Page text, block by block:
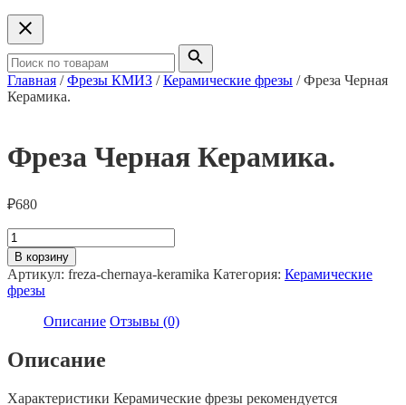
Главная /Фрезы КМИЗ /Керамические фрезы / Фреза Черная
Керамика.
Фреза Черная Керамика.
₽680
Количество
товара
Фреза
Черная
Керамика.
В корзину
Артикул: freza-chernaya-keramika Категория: Керамические
фрезы
Описание Отзывы (0)
Описание
Характеристики Керамические фрезы рекомендуется